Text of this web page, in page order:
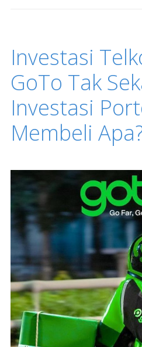
Investasi
GoTo Tak
Investasi
Membeli